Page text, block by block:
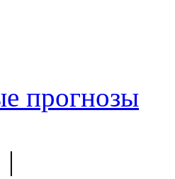
прогнозы
|